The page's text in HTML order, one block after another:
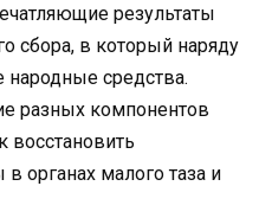
результаты
сбора, в который наряду
народные средства.
разных компонентов
восстановить
органах малого таза и